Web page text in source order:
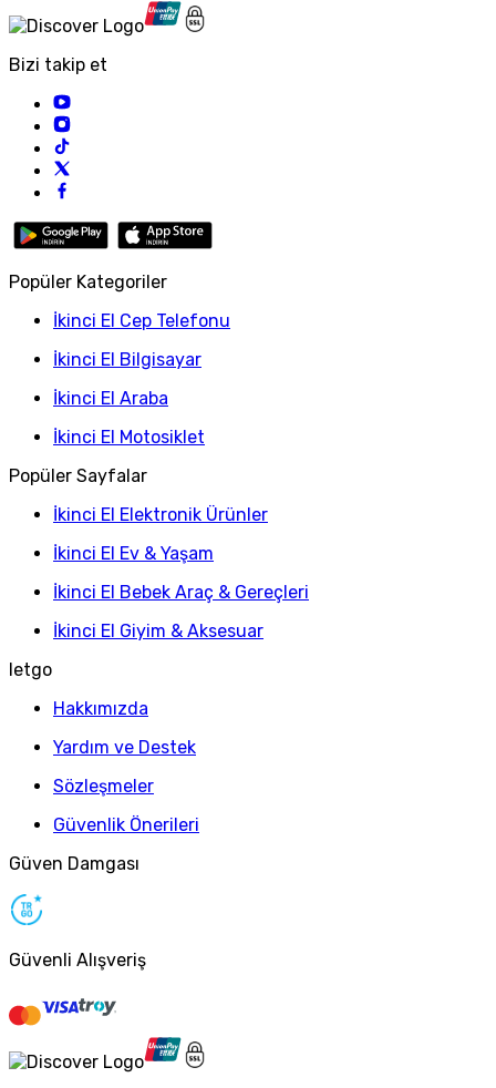
Bizi takip et
Popüler Kategoriler
İkinci El Cep Telefonu
İkinci El Bilgisayar
İkinci El Araba
İkinci El Motosiklet
Popüler Sayfalar
İkinci El Elektronik Ürünler
İkinci El Ev & Yaşam
İkinci El Bebek Araç & Gereçleri
İkinci El Giyim & Aksesuar
letgo
Hakkımızda
Yardım ve Destek
Sözleşmeler
Güvenlik Önerileri
Güven Damgası
Güvenli Alışveriş